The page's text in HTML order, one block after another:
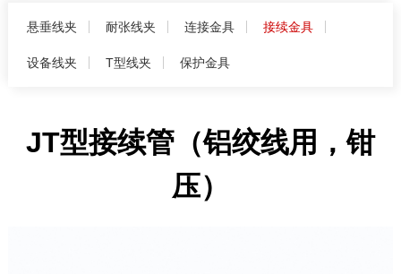
悬垂线夹 耐张线夹 连接金具 接续金具
设备线夹 T型线夹 保护金具
JT型接续管（铝绞线用，钳
压）